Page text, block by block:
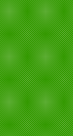
2021年4月4日
2020年12月11日